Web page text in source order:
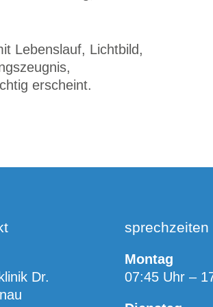
Lebenslauf, Lichtbild,
erscheint.
Dr.
sprechzeiten
Montag
07:45 Uhr –